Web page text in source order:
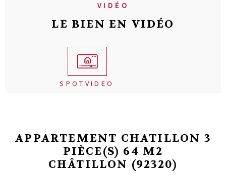
VIDÉO
LE BIEN EN VIDÉO
SPOTVIDEO
APPARTEMENT CHATILLON 3
PIÈCE(S) 64 M2
CHÂTILLON (92320)